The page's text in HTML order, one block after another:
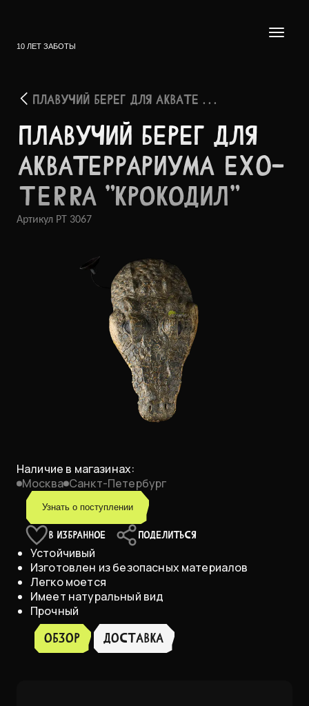
10 ЛЕТ ЗАБОТЫ
ПЛАВУЧИЙ БЕРЕГ ДЛЯ АКВАТЕ . . .
ПЛАВУ­ЧИЙ БЕРЕГ ДЛЯ
АКВАТ­ЕРРАР­ИУМА EXO-
TERRA "КРОК­ОДИЛ"
Артикул PT 3067
Наличие в магазинах:
Москва Санкт-Петербург
Узнать о поступлении
В ИЗБРАННОЕ ПОДЕЛИТЬСЯ
Устойчивый
Изготовлен из безопасных материалов
Легко моется
Имеет натуральный вид
Прочный
Обзор доставка